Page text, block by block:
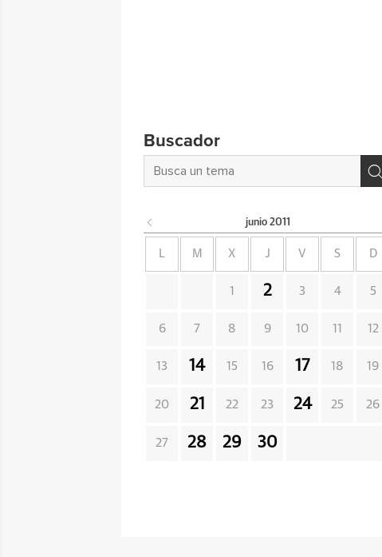
Buscador
junio 2011
L M X J V S D
1 2 3 4 5
6 7 8 9 10 11 12
13 14 15 16 17 18 19
20 21 22 23 24 25 26
27 28 29 30